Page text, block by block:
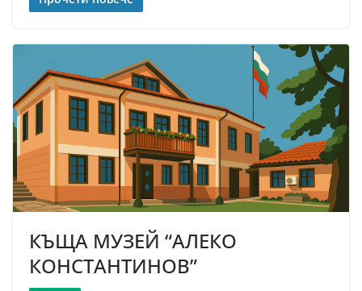
КЪЩА МУЗЕЙ “АЛЕКО
КОНСТАНТИНОВ”